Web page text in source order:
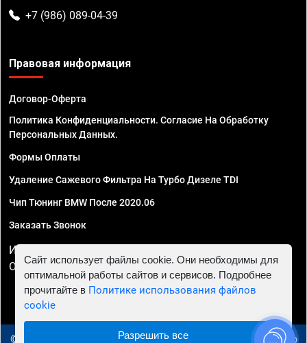
+7 (986) 089-04-39
Правовая информация
Договор-Оферта
Политика Конфиденциальности. Согласие На Обработку
Персональных Данных.
Формы Оплаты
Удаление Сажевого Фильтра На Турбо Дизеле TDI
Чип Тюнинг BMW После 2020.06
Заказать Звонок
ИП Смирнов Георгий Павлович. ИНН 781302555843,
ОГРНИП 324470400032610
© 2010 - 2026 Чип тюнинг в Иваново - Автосервис "Евро
Сайт использует файлы cookie. Они необходимы для
оптимальной работы сайтов и сервисов. Подробнее
прочитайте в Политике использования файлов
cookie
Разрешить все